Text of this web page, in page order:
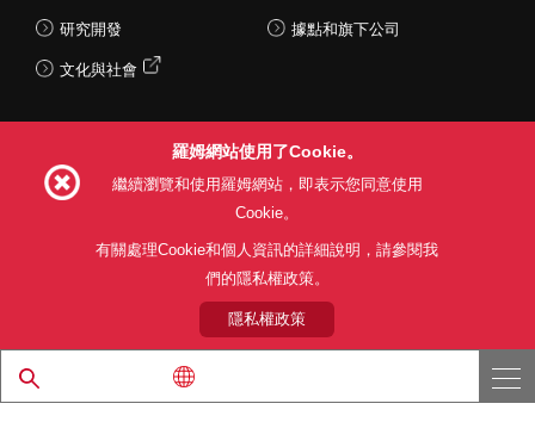
研究開發
文化與社會
據點和旗下公司
利用目的 隱私權政策
關於本公司產品銷售之標準條款(PDF)
© 1997 - 2026 ROHM CO., LTD. ALL RIGHTS RESERVED.
羅姆網站使用了Cookie。
繼續瀏覽和使用羅姆網站，即表示您同意使用
Cookie。
有關處理Cookie和個人資訊的詳細說明，請參閱我
們的隱私權政策。
隱私權政策